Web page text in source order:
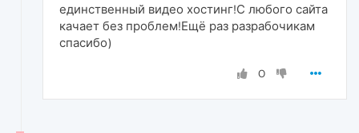
единственный видео хостинг!С любого сайта
качает без проблем!Ещё раз разрабочикам
спасибо)
0